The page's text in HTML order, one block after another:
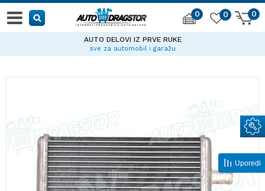
0 0
0
AUTO DELOVI IZ PRVE RUKE
sve za automobil i garažu
Uporedi